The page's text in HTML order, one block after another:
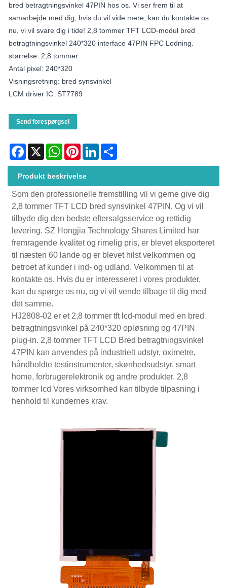
bred betragtningsvinkel 47PIN hos os. Vi ser frem til at
samarbejde med dig, hvis du vil vide mere, kan du kontakte os
nu, vi vil svare dig i tide! 2,8 tommer TFT LCD-modul bred
betragtningsvinkel 240*320 interface 47PIN FPC Lodning.
størrelse: 2,8 tommer
Antal pixel: 240*320
Visningsretning: bred synsvinkel
LCM driver IC: ST7789
Send forespørgsel
Facebook
X WhatsAppPinterestLinkedIn
Produkt beskrivelse
Som den professionelle fremstilling vil vi gerne give dig
2,8 tommer TFT LCD bred synsvinkel 47PIN. Og vi vil
tilbyde dig den bedste eftersalgsservice og rettidig
levering. SZ Hongjia Technology Shares Limited har
fremragende kvalitet og rimelig pris, er blevet eksporteret
til næsten 60 lande og er blevet hilst velkommen og
betroet af kunder i ind- og udland. Velkommen til at
kontakte os. Hvis du er interesseret i vores produkter,
kan du spørge os nu, og vi vil vende tilbage til dig med
det samme.
HJ2808-02 er et 2,8 tommer tft lcd-modul med en bred
betragtningsvinkel på 240*320 opløsning og 47PIN
plug-in. 2,8 tommer TFT LCD Bred betragtningsvinkel
47PIN kan anvendes på industrielt udstyr, oximetre,
håndholdte testinstrumenter, skønhedsudstyr, smart
home, forbrugerelektronik og andre produkter. 2,8
tommer lcd Vores virksomhed kan tilbyde tilpasning i
henhold til kundernes krav.